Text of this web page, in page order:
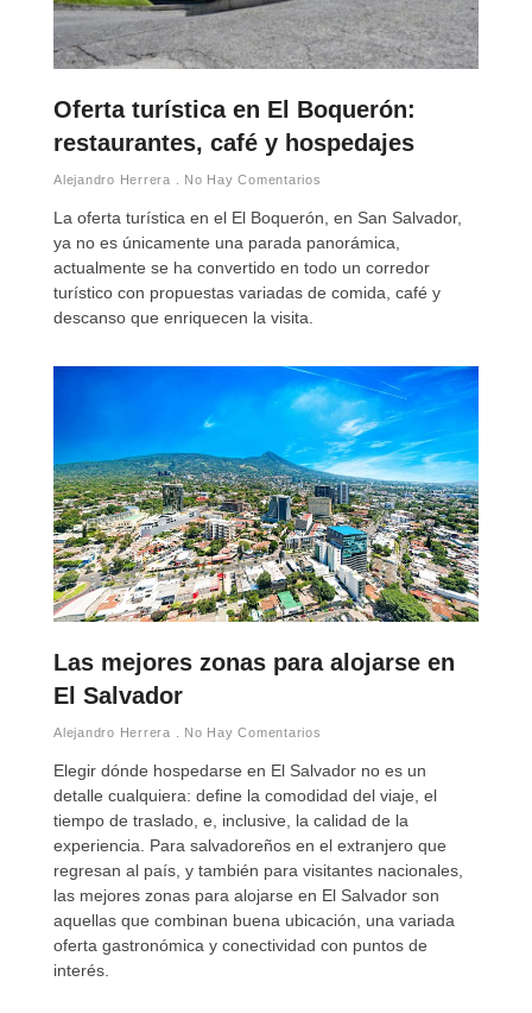
Oferta turística en El Boquerón:
restaurantes, café y hospedajes
Alejandro Herrera No Hay Comentarios
La oferta turística en el El Boquerón, en San Salvador,
ya no es únicamente una parada panorámica,
actualmente se ha convertido en todo un corredor
turístico con propuestas variadas de comida, café y
descanso que enriquecen la visita.
Las mejores zonas para alojarse en
El Salvador
Alejandro Herrera No Hay Comentarios
Elegir dónde hospedarse en El Salvador no es un
detalle cualquiera: define la comodidad del viaje, el
tiempo de traslado, e, inclusive, la calidad de la
experiencia. Para salvadoreños en el extranjero que
regresan al país, y también para visitantes nacionales,
las mejores zonas para alojarse en El Salvador son
aquellas que combinan buena ubicación, una variada
oferta gastronómica y conectividad con puntos de
interés.